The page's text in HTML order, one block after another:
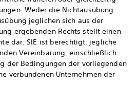
Weder die Nichtausübung
jeglichen sich aus der
ergebenden Rechts stellt einen
dar. SIE ist berechtigt, jegliche
Vereinbarung, einschließlich
der Bedingungen der vorliegenden
verbundenen Unternehmen der